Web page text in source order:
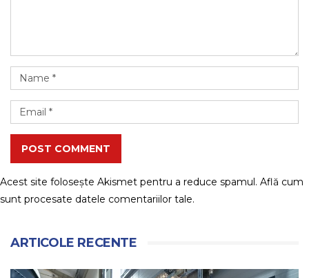
POST COMMENT
Acest site folosește Akismet pentru a reduce spamul. Află cum
sunt procesate datele comentariilor tale.
ARTICOLE RECENTE